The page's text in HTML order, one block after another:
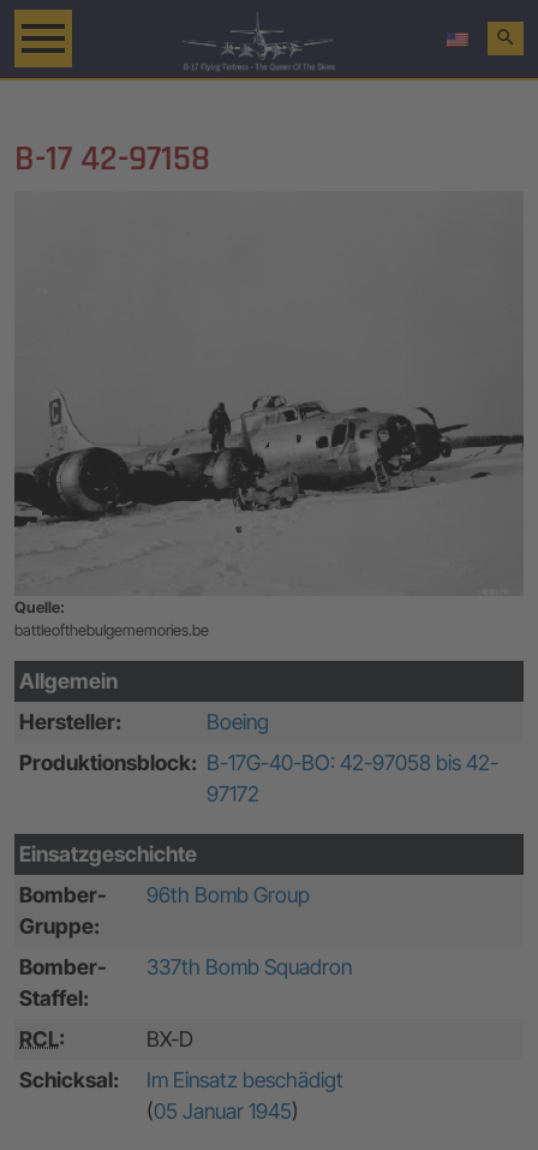
search
B-17 42-97158
Quelle:
battleofthebulgememories.be
Allgemein
Hersteller:
Boeing
Produktionsblock: B-17G-40-BO: 42-97058 bis 42-
97172
Einsatzgeschichte
Bomber-
Gruppe:
96th Bomb Group
Bomber-
Staffel:
337th Bomb Squadron
RCL:
BX-D
Schicksal:
Im Einsatz beschädigt
(05 Januar 1945)